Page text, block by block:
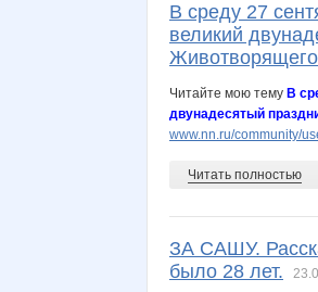
В среду 27
великий
Читайте мою тему В
двунадесятый
www.nn.ru/community/
Читать полностью
ЗА САШУ.
было 28 лет.